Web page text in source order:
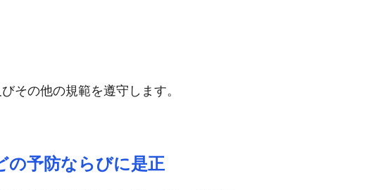
その他の規範を遵守します。
の予防ならびに是正